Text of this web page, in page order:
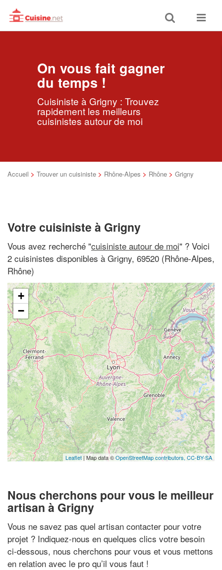
Toggle
search
Toggle
On vous fait gagner
du temps !
Cuisiniste à Grigny : Trouvez
rapidement les meilleurs
cuisinistes autour de moi
Accueil > Trouver un cuisiniste > Rhône-Alpes > Rhône > Grigny
Votre cuisiniste à Grigny
Vous avez recherché "cuisiniste autour de moi" ? Voici
2 cuisinistes disponibles à Grigny, 69520 (Rhône-Alpes,
Rhône)
+
−
Leaflet | Map data ©OpenStreetMap contributors, CC-BY-SA
Nous cherchons pour vous le meilleur
artisan à Grigny
Vous ne savez pas quel artisan contacter pour votre
projet ? Indiquez-nous en quelques clics votre besoin
ci-dessous, nous cherchons pour vous et vous mettons
en relation avec le pro qu’il vous faut !